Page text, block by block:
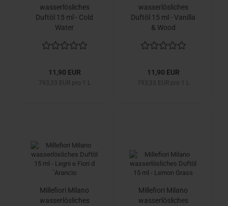
wasserlösliches
Duftöl 15 ml - Cold
Water
11,90 EUR
793,33 EUR pro 1 L
wasserlösliches
Duftöl 15 ml - Vanilla
& Wood
11,90 EUR
793,33 EUR pro 1 L
Millefiori Milano
wasserlösliches
Millefiori Milano
wasserlösliches